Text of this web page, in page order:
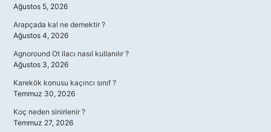
Ağustos 5, 2026
Arapçada kal ne demektir ?
Ağustos 4, 2026
Agnoround Ot ilacı nasıl kullanılır ?
Ağustos 3, 2026
Karekök konusu kaçıncı sınıf ?
Temmuz 30, 2026
Koç neden sinirlenir ?
Temmuz 27, 2026